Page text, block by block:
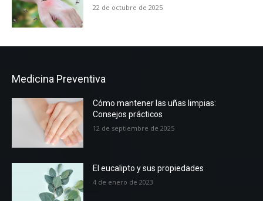
22 de octubre de 2025
Medicina Preventiva
Cómo mantener las uñas limpias:
Consejos prácticos
12 de septiembre de 2025
El eucalipto y sus propiedades
4 de enero de 2023